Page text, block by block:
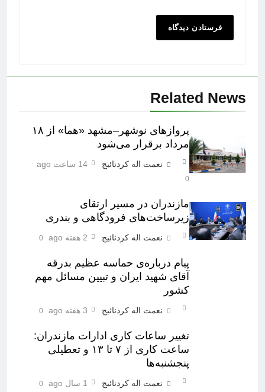
Related News
پروازهای نوشهر–مشهد «هما» از ۱۸
مرداد برقرار می‌شود
نعمت اله کردنائیج 14 ساعت ago
0
مازندران در مسیر ارتقای
زیرساخت‌های فرودگاهی و بندری
نعمت اله کردنائیج 2 هفته ago 0
پیام درباره‌ی حماسه عظیم بدرقه
آقای شهید ایران و تبیین مسائل مهم
کشور
نعمت اله کردنائیج 3 هفته ago 0
تغییر ساعات کاری ادارات مازندران:
ساعت کاری از ۷ تا ۱۳ و تعطیلی
پنجشنبه‌ها
نعمت اله کردنائیج 1 سال ago 0